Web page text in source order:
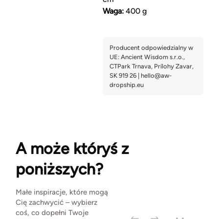
Waga:400 g
A może któryś z
poniższych?
Małe inspiracje, które mogą
Cię zachwycić – wybierz
coś, co dopełni Twoje